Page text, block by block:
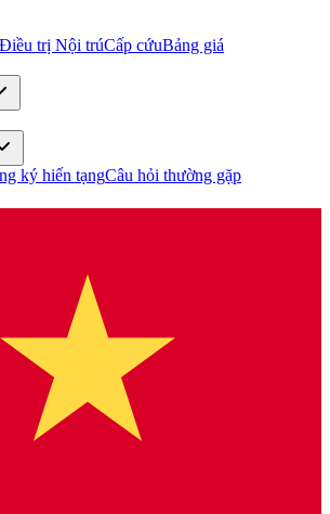
Điều trị Nội trúCấp cứuBảng giá
ký hiến tạngCâu hỏi thường gặp